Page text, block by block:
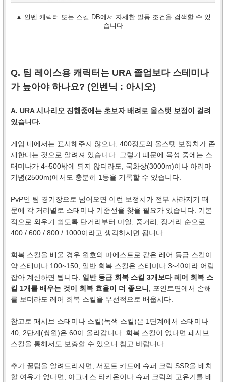
▲ 인벤 캐릭터 또는 스킬 DB에서 자세한 발동 조건을 검색할 수 있
습니다
Q. 팀 레이스용 캐릭터는 URA 졸업보다 스테미나
가 높아야 하나요? (인벤닉 : 아시오)
A. URA 시나리오 진행중에는 초보자 배려로 올스탯 보정이 걸려
있습니다.
게임 내에서는 표시해주지 않으나, 400정도의 올스탯 보정치가 존
재한다는 것으로 알려져 있습니다. 그렇기 때문에 육성 중에는 스
태미나가 4~500밖에 되지 않더라도, 국화상(3000m)이나 아리마
기념(2500m)에서도 충분히 1등을 기록할 수 있습니다.
PvP인 팀 경기장으로 넘어오면 이런 보정치가 전부 사라지기 때
문에 각 거리별로 스태미나 기준선을 찾을 필요가 있습니다. 기본
적으로 외우기 쉽도록 단거리부터 마일, 중거리, 장거리 순으로
400 / 600 / 800 / 1000이라고 생각하시면 됩니다.
회복 스킬을 배울 경우 원호의 마에스트로 같은 레어 등급 스킬이
약 스태미나 100~150, 일반 회복 스킬은 스태미나 3~40이라 어림
잡아 계산하면 됩니다. 일반 등급 회복 스킬 3개보다 레어 회복 스
킬 1개를 배우는 것이 회복 효율이 더 좋으니 , 포인트면에서 손해
를 보더라도 레어 회복 스킬을 우선적으로 배웁시다.
참고로 패시브 스태미나 스킬(녹색 스킬)은 1단계에서 스태미나
40, 2단계(쌍원)은 60이 올라갑니다. 회복 스킬이 없다면 패시브
스킬을 통해서도 보충할 수 있으니 참고 바랍니다.
추가 꿀팁을 알려드리자면, 서포트 카드에 슈퍼 크릭 SSR을 배치
할 여유가 없다면, 아그네스 타키온이나 슈퍼 크릭의 고유기를 배